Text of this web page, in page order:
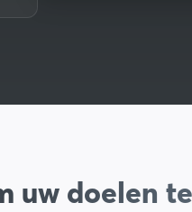
uw doelen